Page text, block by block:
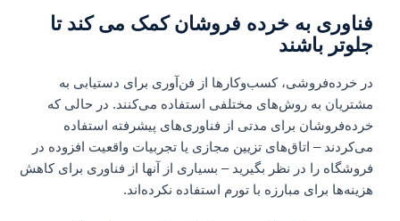
فناوری به خرده فروشان کمک می کند تا
جلوتر باشند
در خرده‌فروشی، کسب‌وکارها از فن‌آوری برای دستیابی به
مشتریان به روش‌های مختلفی استفاده می‌کنند. در حالی که
خرده‌فروشان برای مدتی از فناوری‌های پیشرفته استفاده
می‌کردند – اتاق‌های تزیین مجازی یا تجربیات واقعیت افزوده در
فروشگاه را در نظر بگیرید – بسیاری از آنها از فناوری برای کاهش
هزینه‌ها برای مبارزه با تورم استفاده نکرده‌اند.